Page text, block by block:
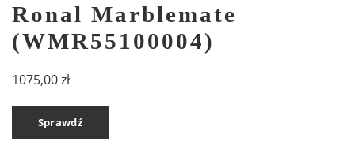
Ronal Marblemate
(WMR55100004)
1075,00zł
Sprawdź